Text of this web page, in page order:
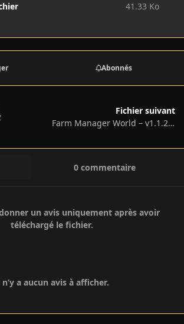
41.33 Ko
Abonnés
Fichier suivant
Farm Manager World – v1.1.20260115.534 + Africa DLC
0 commentaire
un avis uniquement après avoir
téléchargé le fichier.
a aucun avis à afficher.